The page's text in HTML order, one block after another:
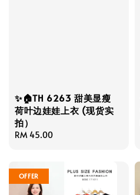
✨🏠TH 6263 甜美显瘦
荷叶边娃娃上衣 (现货实
拍）
Regular
RM 45.00
OFFER